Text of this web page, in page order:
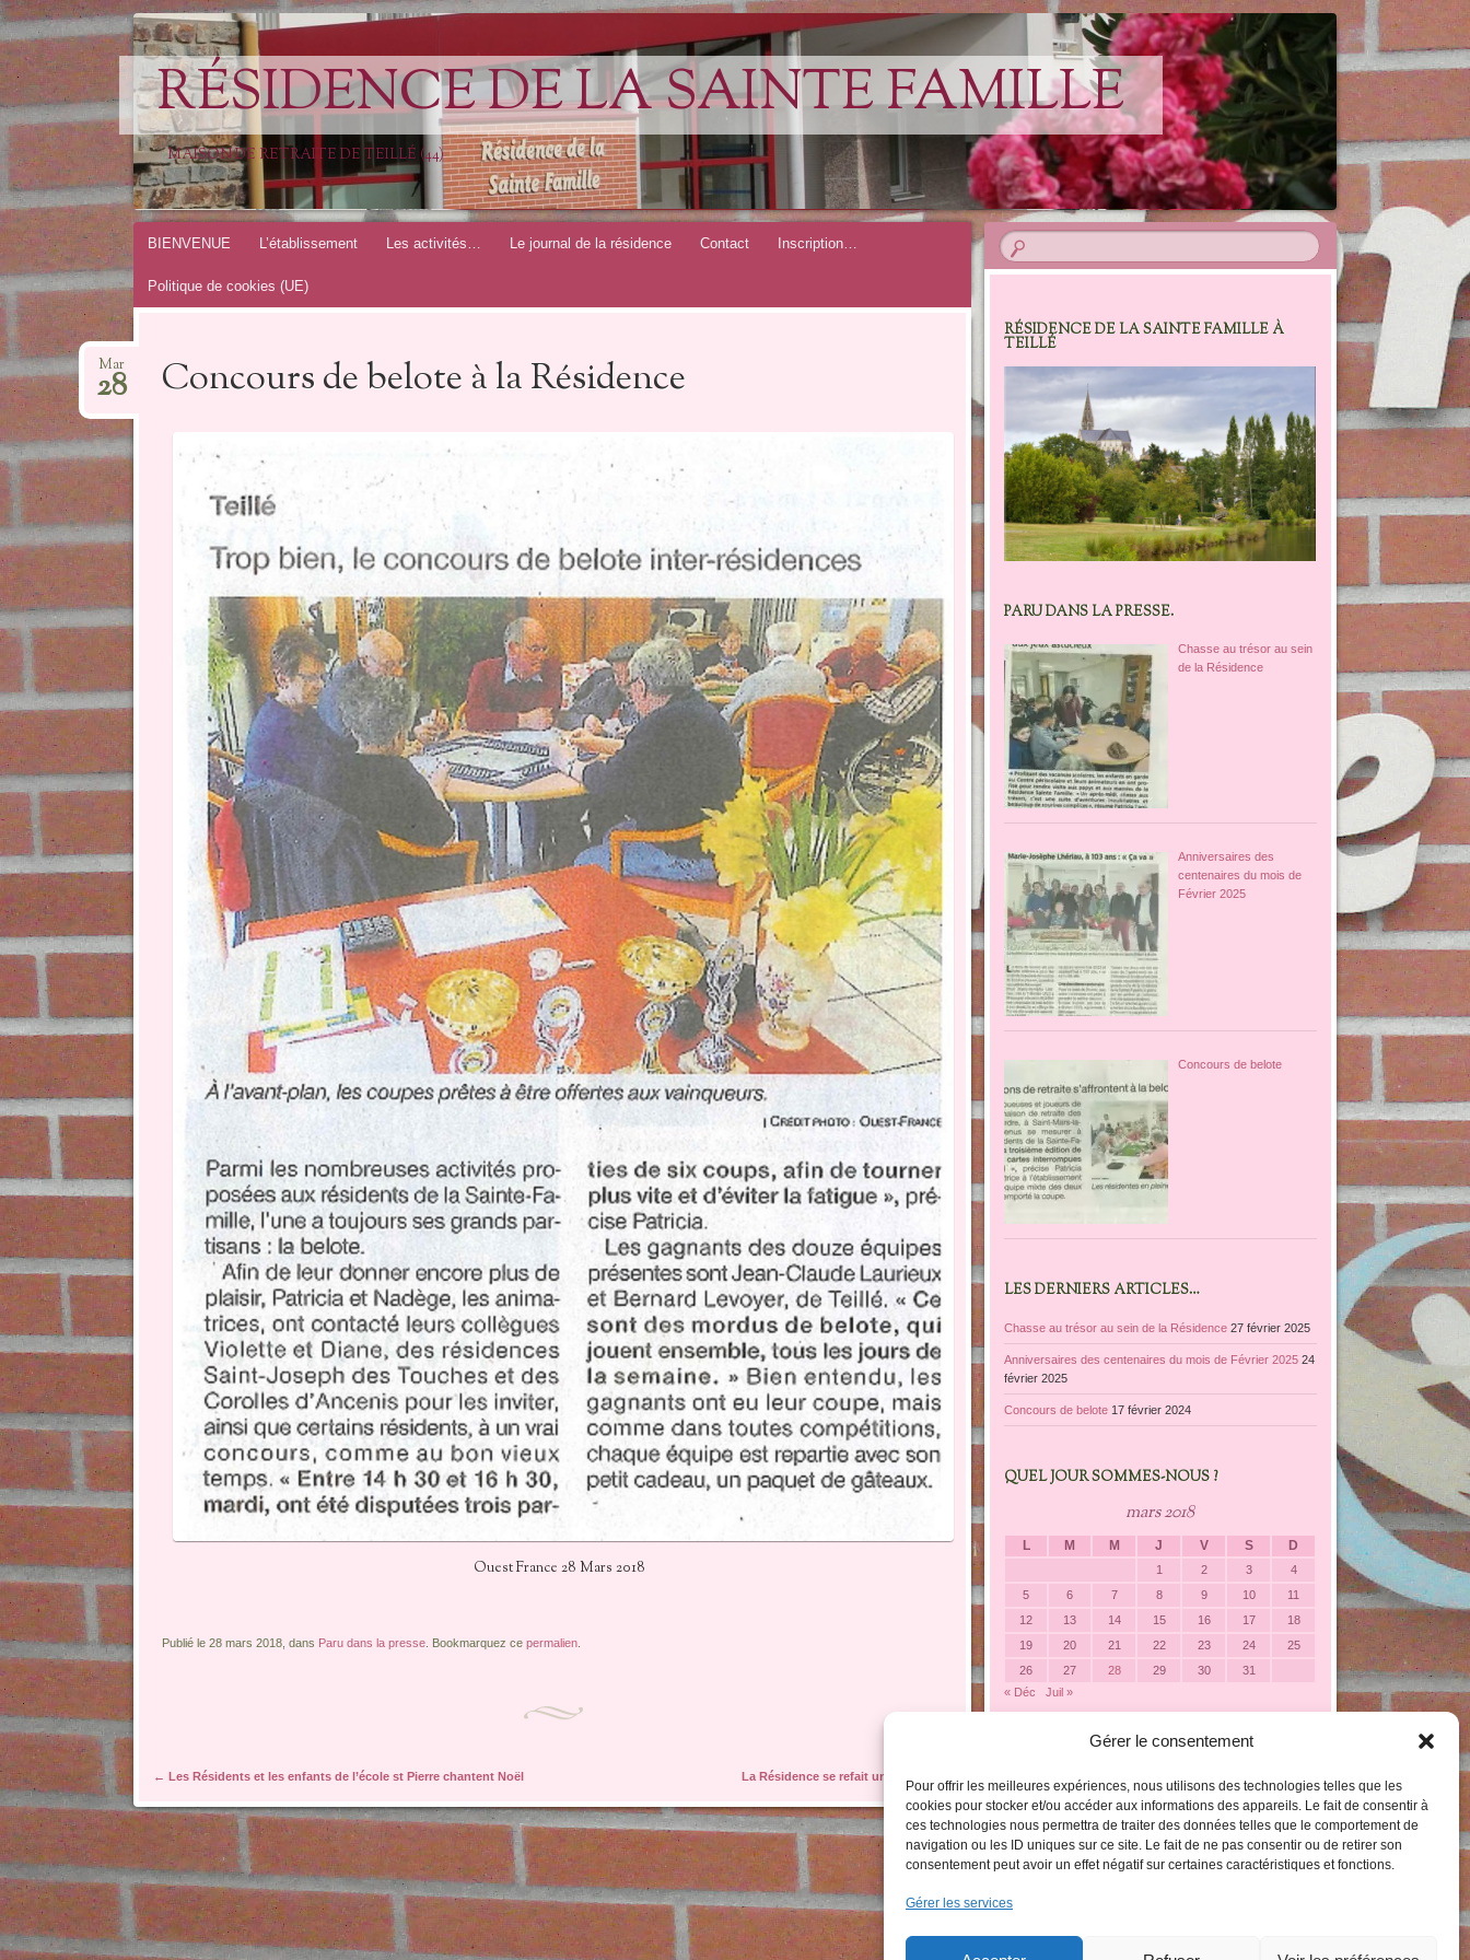
Gérer le consentement
Pour offrir les meilleures expériences, nous utilisons des technologies telles que les
cookies pour stocker et/ou accéder aux informations des appareils. Le fait de consentir à
ces technologies nous permettra de traiter des données telles que le comportement de
navigation ou les ID uniques sur ce site. Le fait de ne pas consentir ou de retirer son
consentement peut avoir un effet négatif sur certaines caractéristiques et fonctions.
Gérer les services
RÉSIDENCE DE LA SAINTE FAMILLE
MAISON DE RETRAITE DE TEILLÉ (44)
Aller
contenu
BIENVENUE L’établissement Les activités… Le journal de la résidence Contact Inscription…
Politique de cookies (UE)
Concours de belote à la Résidence
Mar
28
Ouest France 28 Mars 2018
Publié le 28 mars 2018, dans Paru dans la presse. Bookmarquez ce permalien.
Navigation des articles
← Les Résidents et les enfants de l’école st Pierre chantent Noël La Résidence se refait une beauté
RÉSIDENCE DE LA SAINTE FAMILLE À
TEILLÉ
PARU DANS LA PRESSE.
Chasse au trésor au sein
de la Résidence
Anniversaires des
centenaires du mois de
Février 2025
Concours de belote
LES DERNIERS ARTICLES…
Chasse au trésor au sein de la Résidence 27 février 2025
Anniversaires des centenaires du mois de Février 2025 24
février 2025
Concours de belote 17 février 2024
QUEL JOUR SOMMES-NOUS ?
mars 2018
L M M J V S D
1 2 3
4
5
6 7 8 9 10
11
12
13 14 15 16 17
18
19
20 21 22 23 24
25
26
27 28 29 30
31
« Déc
Juil »
LES CATÉGORIES DARTICLES
Les
catégories
darticles